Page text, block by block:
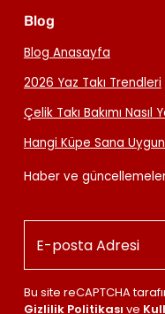
Blog
Blog Anasayfa
2026 Yaz Takı Trendleri
Çelik Takı Bakımı Nasıl
Hangi Küpe Sana
Haber ve
Bu site reCAPTCHA
Gizlilik Politikası ve